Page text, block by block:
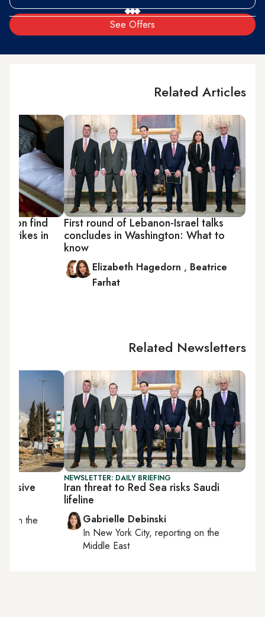
See Offers
Related Articles
First round of Lebanon-Israel talks
concludes in Washington: What to
know
Elizabeth Hagedorn , Beatrice
Farhat
find
strikes in
Related Newsletters
NEWSLETTER: DAILY BRIEFING
Iran threat to Red Sea risks Saudi
lifeline
Gabrielle Debinski
In New York City, reporting on the
Middle East
on the